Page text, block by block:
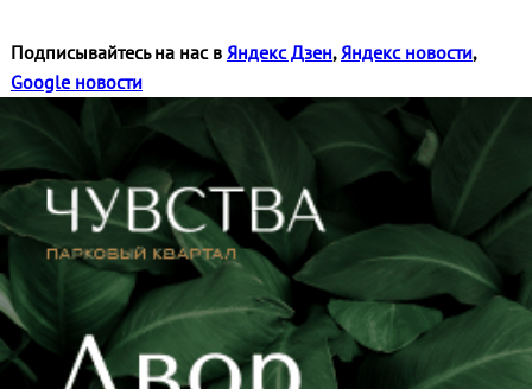
Подписывайтесь на нас в Яндекс Дзен, Яндекс новости,
Google новости